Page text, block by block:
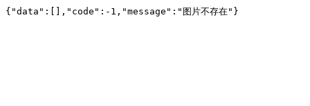
{"data":[],"code":-1,"message":"图片不存在"}